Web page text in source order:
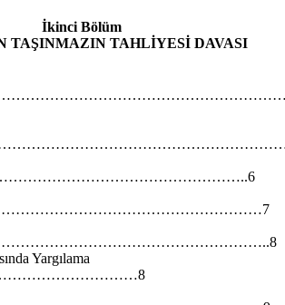
İkinci Bölüm
TAŞINMAZIN TAHLİYESİ DAVASI
Yargılama